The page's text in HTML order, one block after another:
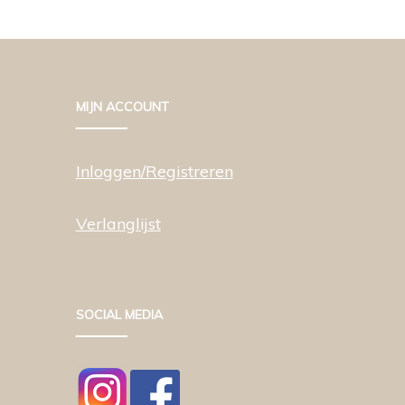
MIJN ACCOUNT
Inloggen/Registreren
Verlanglijst
SOCIAL MEDIA